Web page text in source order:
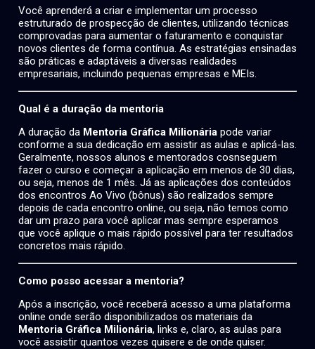
Você aprenderá a criar e implementar um processo
estruturado de prospecção de clientes, utilizando técnicas
comprovadas para aumentar o faturamento e conquistar
novos clientes de forma contínua. As estratégias ensinadas
são práticas e adaptáveis a diversas realidades
empresariais, incluindo pequenas empresas e MEIs.
Qual é a duração da mentoria
A duração da Mentoria Gráfica Milionária pode variar
conforme a sua dedicação em assistir as aulas e aplicá-las.
Geralmente, nossos alunos e mentorados cosnseguem
fazer o curso e começar a aplicação em menos de 30 dias,
ou seja, menos de 1 mês. Já as aplicações dos conteúdos
dos encontros Ao Vivo (bônus) são realizados sempre
depois de cada encontro online, ou seja, não temos como
dar um prazo para você aplicar mas sempre esperamos
que você aplique o mais rápido possível para ter resultados
concretos mais rápido.
Como posso acessar a mentoria?
Após a inscrição, você receberá acesso a uma plataforma
online onde serão disponibilizados os materiais da
Mentoria Gráfica Milionária, links e, claro, as aulas para
você assistir quantos vezes quisere e de onde quiser.